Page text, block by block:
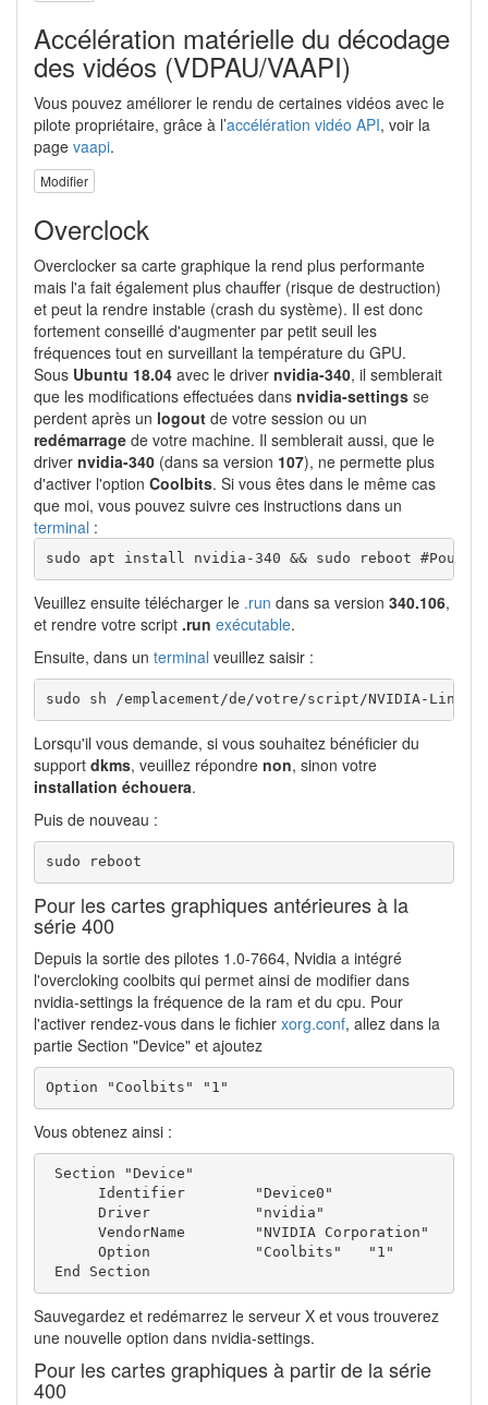
Accélération matérielle du décodage
des vidéos (VDPAU/VAAPI)
Vous pouvez améliorer le rendu de certaines vidéos avec le
pilote propriétaire, grâce à l’accélération vidéo API, voir la
page vaapi.
Modifier
Overclock
Overclocker sa carte graphique la rend plus performante
mais l'a fait également plus chauffer (risque de destruction)
et peut la rendre instable (crash du système). Il est donc
fortement conseillé d'augmenter par petit seuil les
fréquences tout en surveillant la température du GPU.
Sous Ubuntu 18.04 avec le driver nvidia-340, il semblerait
que les modifications effectuées dans nvidia-settings se
perdent après un logout de votre session ou un
redémarrage de votre machine. Il semblerait aussi, que le
driver nvidia-340 (dans sa version 107), ne permette plus
d'activer l'option Coolbits. Si vous êtes dans le même cas
que moi, vous pouvez suivre ces instructions dans un
terminal :
sudo apt install nvidia-340 && sudo reboot #Pour
Veuillez ensuite télécharger le .run dans sa version 340.106,
et rendre votre script .run exécutable.
Ensuite, dans un terminal veuillez saisir :
sudo sh /emplacement/de/votre/script/NVIDIA-
Lorsqu'il vous demande, si vous souhaitez bénéficier du
support dkms, veuillez répondre non, sinon votre
installation échouera.
Puis de nouveau :
sudo reboot
Pour les cartes graphiques antérieures à la
série 400
Depuis la sortie des pilotes 1.0-7664, Nvidia a intégré
l'overcloking coolbits qui permet ainsi de modifier dans
nvidia-settings la fréquence de la ram et du cpu. Pour
l'activer rendez-vous dans le fichier xorg.conf, allez dans la
partie Section "Device" et ajoutez
Option "Coolbits" "1"
Vous obtenez ainsi :
Section "Device"
      Identifier        "Device0"
      Driver            "nvidia"
      VendorName        "NVIDIA Corporation"
      Option            "Coolbits"   "1"
End Section
Sauvegardez et redémarrez le serveur X et vous trouverez
une nouvelle option dans nvidia-settings.
Pour les cartes graphiques à partir de la série
400